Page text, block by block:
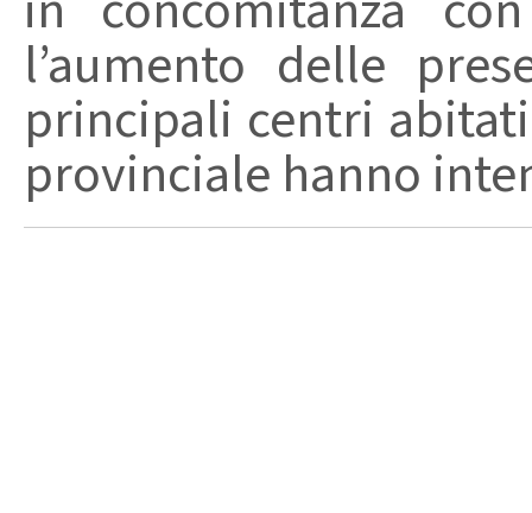
l’aumento delle
principali centri
provinciale hanno